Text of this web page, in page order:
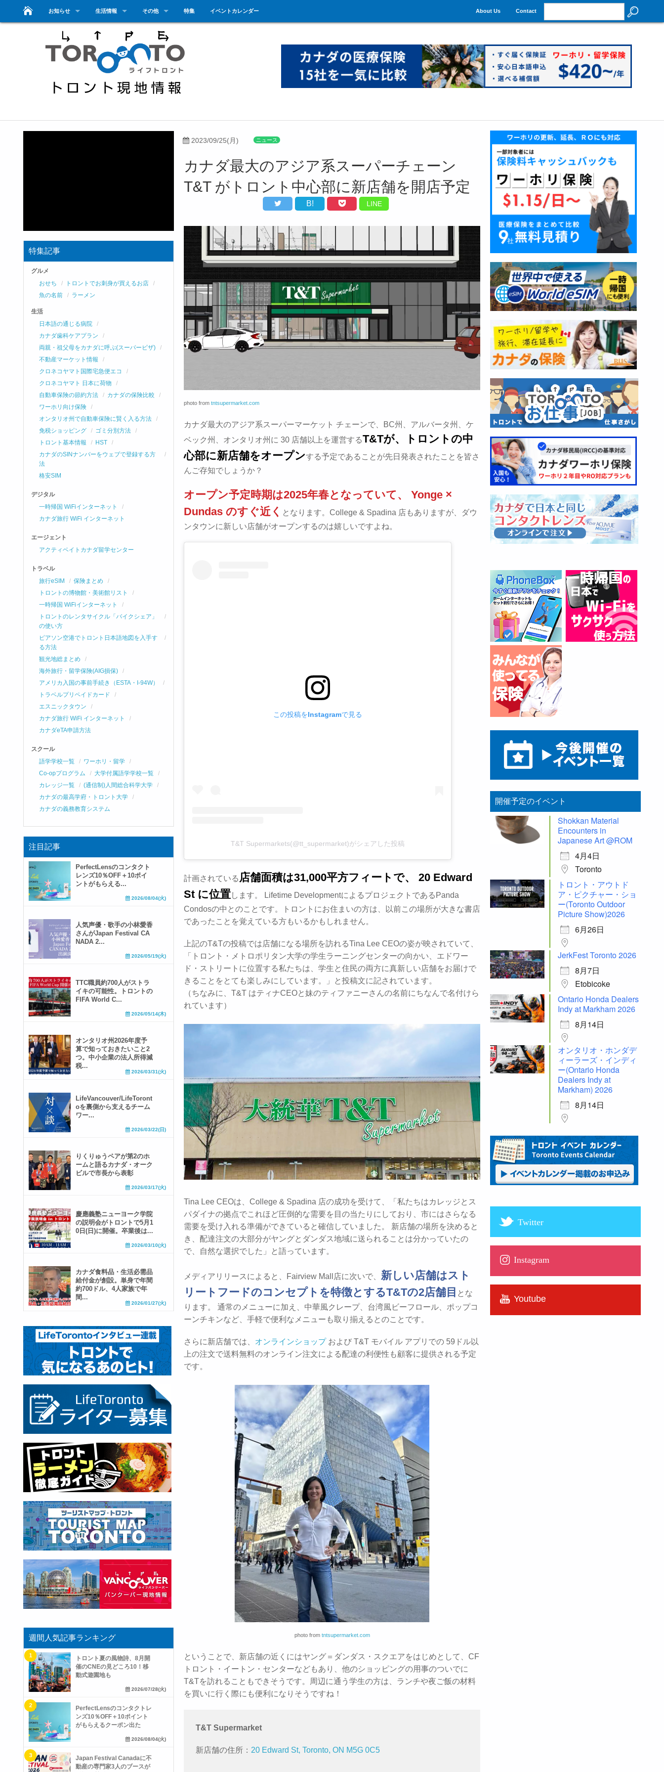
お知らせ 生活情報 その他 特集 イベントカレンダー About Us Contact
2023/09/25(月) ニュース
カナダ最大のアジア系スーパーチェーン
T&T がトロント中心部に新店舗を開店予定
B! LINE
photo from tntsupermarket.com
カナダ最大のアジア系スーパーマーケット チェーンで、BC州、アルバータ州、ケ
ベック州、オンタリオ州に 30 店舗以上を運営するT&Tが、トロントの中
心部に新店舗をオープンする予定であることが先日発表されたことを皆さ
んご存知でしょうか？
オープン予定時期は2025年春となっていて、 Yonge ×
Dundas のすぐ近く
となります。College & Spadina 店もありますが、ダウ
ンタウンに新しい店舗がオープンするのは嬉しいですよね。
この投稿をInstagramで見る
T&T Supermarkets(@tt_supermarket)がシェアした投稿
計画されている 店舗面積は31,000平方フィートで、 20 Edward
St に位置します。 Lifetime DevelopmentによるプロジェクトであるPanda
Condosの中とのことです。トロントにお住まいの方は、以前この場所が大きな書店
であったことを覚えている方もいるかもしれません。
上記のT&Tの投稿では店舗になる場所を訪れるTina Lee CEOの姿が映されていて、
「トロント・メトロポリタン大学の学生ラーニングセンターの向かい、エドワー
ド・ストリートに位置する私たちは、学生と住民の両方に真新しい店舗をお届けで
きることをとても楽しみにしています。」と投稿文に記されています。
（ちなみに、T&T はティナCEOと妹のティファニーさんの名前にちなんで名付けら
れています）
Tina Lee CEOは、College & Spadina 店の成功を受けて、「私たちはカレッジとス
パダイナの拠点でこれほど圧倒的な需要を目の当たりにしており、市にはさらなる
需要を受け入れる準備ができていると確信していました。 新店舗の場所を決めると
き、配達注文の大部分がヤングとダンダス地域に送られることは分かっていたの
で、自然な選択でした」と語っています。
メディアリリースによると、Fairview Mall店に次いで、 新しい店舗はスト
リートフードのコンセプトを特徴とするT&Tの2店舗目 とな
ります。 通常のメニューに加え、中華風クレープ、台湾風ビーフロール、ポップコ
ーンチキンなど、手軽で便利なメニューも取り揃えるとのことです。
さらに新店舗では、 オンラインショップおよび T&T モバイル アプリでの 59ドル以
上の注文で送料無料のオンライン注文による配達の利便性も顧客に提供される予定
です。
photo from tntsupermarket.com
ということで、新店舗の近くにはヤング＝ダンダス・スクエアをはじめとして、CF
トロント・イートン・センターなどもあり、他のショッピングの用事のついでに
T&Tを訪れることもできそうです。周辺に通う学生の方は、ランチや夜ご飯の材料
を買いに行く際にも便利になりそうですね！
T&T Supermarket
新店舗の住所： 20 Edward St, Toronto, ON M5G 0C5
特集記事
グルメ
おせち
トロントでお刺身が買えるお店
魚の名前
ラーメン
生活
日本語の通じる病院
カナダ歯科ケアプラン
両親・祖父母をカナダに呼ぶ(スーパービザ)
不動産マーケット情報
クロネコヤマト国際宅急便エコ
クロネコヤマト 日本に荷物
自動車保険の節約方法
カナダの保険比較
ワーホリ向け保険
オンタリオ州で自動車保険に賢く入る方法
免税ショッピング
ゴミ分別方法
トロント基本情報
HST
カナダのSINナンバーをウェブで登録する方
法
格安SIM
デジタル
一時帰国 WiFiインターネット
カナダ旅行 WiFi インターネット
エージェント
アクティベイトカナダ留学センター
トラベル
旅行eSIM
保険まとめ
トロントの博物館・美術館リスト
一時帰国 WiFiインターネット
トロントのレンタサイクル「バイクシェア」
の使い方
ピアソン空港でトロント日本語地図を入手す
る方法
観光地総まとめ
海外旅行・留学保険(AIG損保)
アメリカ入国の事前手続き（ESTA・I-94W）
トラベルプリペイドカード
エスニックタウン
カナダ旅行 WiFi インターネット
カナダeTA申請方法
スクール
語学学校一覧
ワーホリ・留学
Co-opプログラム
大学付属語学学校一覧
カレッジ一覧
(通信制)人間総合科学大学
カナダの最高学府・トロント大学
カナダの義務教育システム
注目記事
PerfectLensのコンタクト
レンズ10％OFF＋10ポイ
ントがもらえる...
2026/08/04(火)
人気声優・歌手の小林愛香
さんがJapan Festival CA
NADA 2...
2026/05/19(火)
TTC職員約700人がストラ
イキの可能性。トロントの
FIFA World C...
2026/05/14(木)
オンタリオ州2026年度予
算で知っておきたいこと2
つ。中小企業の法人所得減
税...
2026/03/31(火)
LifeVancouver/LifeToront
oを裏側から支えるチーム
ワー...
2026/03/22(日)
りくりゅうペアが第2のホ
ームと語るカナダ・オーク
ビルで市長から表彰
2026/03/17(火)
慶應義塾ニューヨーク学院
の説明会がトロントで5月1
0日(日)に開催。卒業後は...
2026/03/10(火)
カナダ食料品・生活必需品
給付金が創設。単身で年間
約700ドル、4人家族で年
間...
2026/01/27(火)
週間人気記事ランキング
トロント夏の風物詩、8月開
催のCNEの見どころ10！移
動式遊園地も
2026/07/28(火)
PerfectLensのコンタクトレ
ンズ10％OFF＋10ポイント
がもらえるクーポン出た
2026/08/04(火)
Japan Festival Canadaに不
動産の専門家3人のブースが
開催予定のイベント
Shokkan Material
Encounters in
Japanese Art @ROM
4月4日
Toronto
トロント・アウトド
ア・ピクチャー・ショ
ー(Toronto Outdoor
Picture Show)2026
6月26日
JerkFest Toronto 2026
8月7日
Etobicoke
Ontario Honda Dealers
Indy at Markham 2026
8月14日
オンタリオ・ホンダデ
ィーラーズ・インディ
ー(Ontario Honda
Dealers Indy at
Markham) 2026
8月14日
Twitter
Instagram
Youtube